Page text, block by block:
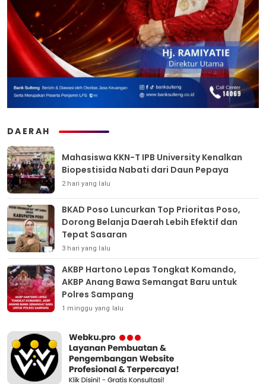
DAERAH
Mahasiswa KKN-T IPB University Kenalkan
Biopestisida Nabati dari Daun Pepaya
2 hari yang lalu
BKAD Poso Luncurkan Top Prioritas Poso,
Dorong Belanja Daerah Lebih Efektif dan
Tepat Sasaran
3 hari yang lalu
AKBP Hartono Lepas Tongkat Komando,
AKBP Anang Bawa Semangat Baru untuk
Polres Sampang
1 minggu yang lalu